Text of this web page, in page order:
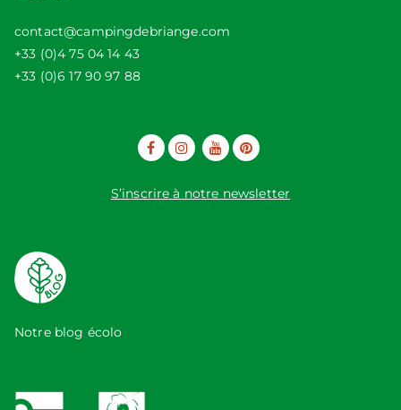
contact@campingdebriange.com
+33 (0)4 75 04 14 43
+33 (0)6 17 90 97 88
S’inscrire à notre newsletter
Notre blog écolo